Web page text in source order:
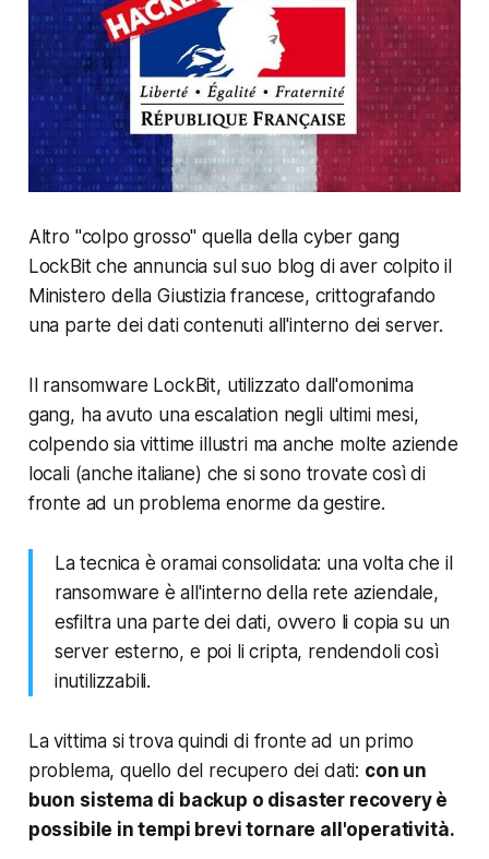
Altro "colpo grosso" quella della cyber gang
LockBit che annuncia sul suo blog di aver colpito il
Ministero della Giustizia francese, crittografando
una parte dei dati contenuti all'interno dei server.
Il ransomware LockBit, utilizzato dall'omonima
gang, ha avuto una escalation negli ultimi mesi,
colpendo sia vittime illustri ma anche molte aziende
locali (anche italiane) che si sono trovate così di
fronte ad un problema enorme da gestire.
La tecnica è oramai consolidata: una volta che il
ransomware è all'interno della rete aziendale,
esfiltra una parte dei dati, ovvero li copia su un
server esterno, e poi li cripta, rendendoli così
inutilizzabili.
La vittima si trova quindi di fronte ad un primo
problema, quello del recupero dei dati: con un
buon sistema di backup o disaster recovery è
possibile in tempi brevi tornare all'operatività.